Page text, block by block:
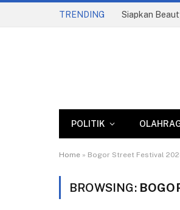
TRENDING
POLITIK
Home » Bogor Street Festival
BROWSING: